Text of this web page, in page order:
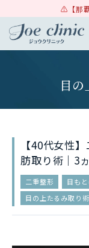
【
目
【40代女性
肪取り術｜3
二重整形 目も
目の上たるみ取り